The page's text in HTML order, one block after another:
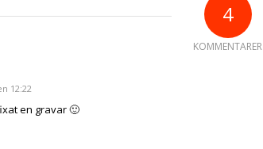
4
KOMMENTARER
12:22
en gravar 🙂